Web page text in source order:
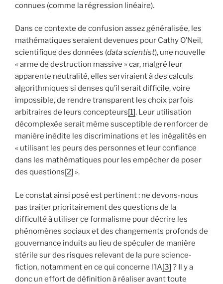
connues (comme la régression linéaire).
Dans ce contexte de confusion assez généralisée, les
mathématiques seraient devenues pour Cathy O’Neil,
scientifique des données (data scientist), une nouvelle
« arme de destruction massive » car, malgré leur
apparente neutralité, elles serviraient à des calculs
algorithmiques si denses qu’il serait difficile, voire
impossible, de rendre transparent les choix parfois
arbitraires de leurs concepteurs[1]. Leur utilisation
décomplexée serait même susceptible de renforcer de
manière inédite les discriminations et les inégalités en
« utilisant les peurs des personnes et leur confiance
dans les mathématiques pour les empêcher de poser
des questions[2] ».
Le constat ainsi posé est pertinent : ne devons-nous
pas traiter prioritairement des questions de la
difficulté à utiliser ce formalisme pour décrire les
phénomènes sociaux et des changements profonds de
gouvernance induits au lieu de spéculer de manière
stérile sur des risques relevant de la pure science-
fiction, notamment en ce qui concerne l’IA[3] ? Il y a
donc un effort de définition à réaliser avant toute